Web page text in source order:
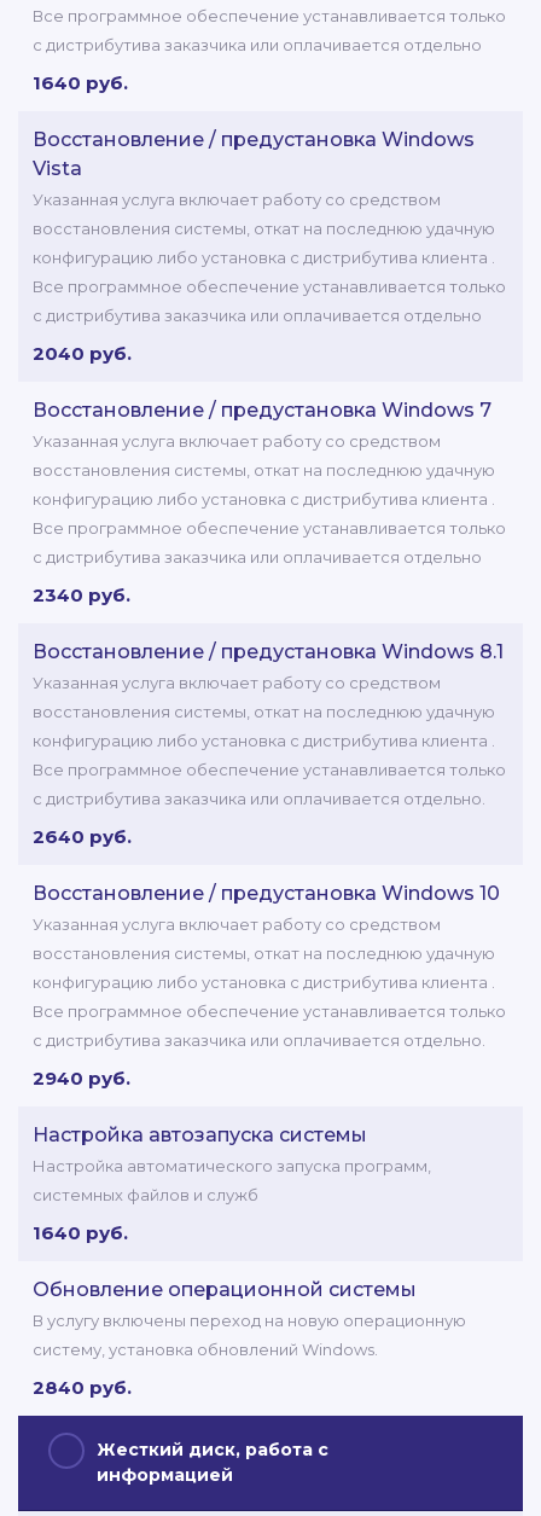
Все программное обеспечение устанавливается только
с дистрибутива заказчика или оплачивается отдельно
1640 руб.
Восстановление / предустановка Windows
Vista
Указанная услуга включает работу со средством
восстановления системы, откат на последнюю удачную
конфигурацию либо установка с дистрибутива клиента .
Все программное обеспечение устанавливается только
с дистрибутива заказчика или оплачивается отдельно
2040 руб.
Восстановление / предустановка Windows 7
Указанная услуга включает работу со средством
восстановления системы, откат на последнюю удачную
конфигурацию либо установка с дистрибутива клиента .
Все программное обеспечение устанавливается только
с дистрибутива заказчика или оплачивается отдельно
2340 руб.
Восстановление / предустановка Windows 8.1
Указанная услуга включает работу со средством
восстановления системы, откат на последнюю удачную
конфигурацию либо установка с дистрибутива клиента .
Все программное обеспечение устанавливается только
с дистрибутива заказчика или оплачивается отдельно.
2640 руб.
Восстановление / предустановка Windows 10
Указанная услуга включает работу со средством
восстановления системы, откат на последнюю удачную
конфигурацию либо установка с дистрибутива клиента .
Все программное обеспечение устанавливается только
с дистрибутива заказчика или оплачивается отдельно.
2940 руб.
Настройка автозапуска системы
Настройка автоматического запуска программ,
системных файлов и служб
1640 руб.
Обновление операционной системы
В услугу включены переход на новую операционную
систему, установка обновлений Windows.
2840 руб.
Жесткий диск, работа с
информацией